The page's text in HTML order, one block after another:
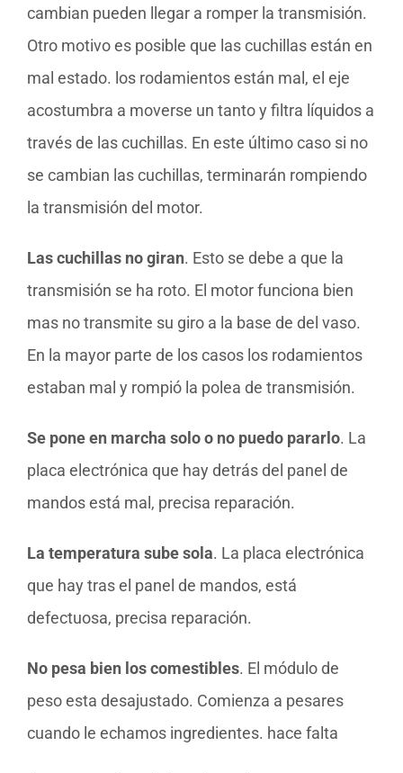
cambian pueden llegar a romper la transmisión.
Otro motivo es posible que las cuchillas están en
mal estado. los rodamientos están mal, el eje
acostumbra a moverse un tanto y filtra líquidos a
través de las cuchillas. En este último caso si no
se cambian las cuchillas, terminarán rompiendo
la transmisión del motor.
Las cuchillas no giran. Esto se debe a que la
transmisión se ha roto. El motor funciona bien
mas no transmite su giro a la base de del vaso.
En la mayor parte de los casos los rodamientos
estaban mal y rompió la polea de transmisión.
Se pone en marcha solo o no puedo pararlo. La
placa electrónica que hay detrás del panel de
mandos está mal, precisa reparación.
La temperatura sube sola. La placa electrónica
que hay tras el panel de mandos, está
defectuosa, precisa reparación.
No pesa bien los comestibles. El módulo de
peso esta desajustado. Comienza a pesares
cuando le echamos ingredientes. hace falta